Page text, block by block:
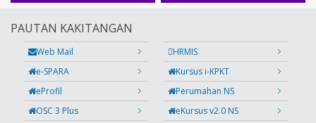
PAUTAN KAKITANGAN
Web Mail
HRMIS
e-SPARA
Kursus i-KPKT
eProfil
Perumahan NS
OSC 3 Plus
eKursus v2.0 NS